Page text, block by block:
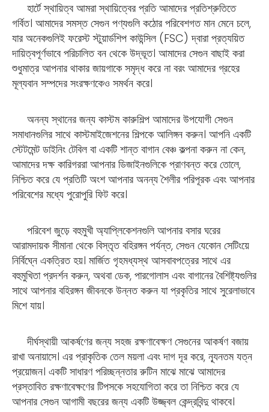
হার্টে স্থায়িত্ব আমরা স্থায়িত্বের প্রতি আমাদের প্রতিশ্রুতিতে
গর্বিত। আমাদের সমস্ত সেগুন পণ্যগুলি কঠোর পরিবেশগত মান মেনে চলে,
যার অনেকগুলিই ফরেস্ট স্টুয়ার্ডশিপ কাউন্সিল (FSC) দ্বারা প্রত্যয়িত
দায়িত্বপূর্ণভাবে পরিচালিত বন থেকে উদ্ভূত। আমাদের সেগুন বাছাই করা
শুধুমাত্র আপনার থাকার জায়গাকে সমৃদ্ধ করে না বরং আমাদের গ্রহের
মূল্যবান সম্পদের সংরক্ষণকেও সমর্থন করে।
অনন্য স্থানের জন্য কাস্টম কারুশিল্প আমাদের উপযোগী সেগুন
সমাধানগুলির সাথে কাস্টমাইজেশনের শিল্পকে আলিঙ্গন করুন। আপনি একটি
স্টেটমেন্ট ডাইনিং টেবিল বা একটি শান্ত বাগান বেঞ্চ কল্পনা করুন না কেন,
আমাদের দক্ষ কারিগররা আপনার ডিজাইনগুলিকে প্রাণবন্ত করে তোলে,
নিশ্চিত করে যে প্রতিটি অংশ আপনার অনন্য শৈলীর পরিপূরক এবং আপনার
পরিবেশের মধ্যে পুরোপুরি ফিট করে।
পরিবেশ জুড়ে বহুমুখী অ্যাপ্লিকেশনগুলি আপনার বসার ঘরের
আরামদায়ক সীমানা থেকে বিস্তৃত বহিরঙ্গন পর্যন্ত, সেগুন যেকোন সেটিংয়ে
নির্বিঘ্নে একত্রিত হয়। মার্জিত গৃহমধ্যস্থ আসবাবপত্রের সাথে এর
বহুমুখিতা প্রদর্শন করুন, অথবা ডেক, পারগোলাস এবং বাগানের বৈশিষ্ট্যগুলির
সাথে আপনার বহিরঙ্গন জীবনকে উন্নত করুন যা প্রকৃতির সাথে সুরেলাভাবে
মিশে যায়।
দীর্ঘস্থায়ী আকর্ষণের জন্য সহজ রক্ষণাবেক্ষণ সেগুনের আকর্ষণ বজায়
রাখা অনায়াসে। এর প্রাকৃতিক তেল ময়লা এবং দাগ দূর করে, ন্যূনতম যত্ন
প্রয়োজন। একটি সাধারণ পরিচ্ছন্নতার রুটিন মাঝে মাঝে আমাদের
প্রস্তাবিত রক্ষণাবেক্ষণের টিপসকে সহযোগিতা করে তা নিশ্চিত করে যে
আপনার সেগুন আগামী বছরের জন্য একটি উজ্জ্বল কেন্দ্রবিন্দু থাকবে।